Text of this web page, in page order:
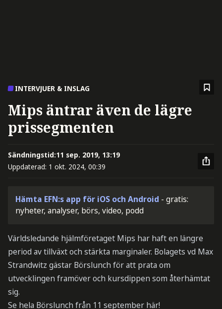
INTERVJUER & INSLAG
Mips äntrar även de lägre
prissegmenten
Sändningstid:11 sep. 2019, 13:19
Uppdaterad: 1 okt. 2024, 00:39
Hämta EFN:s app för iOS och Android - gratis:
nyheter, analyser, börs, video, podd
Världsledande hjälmföretaget Mips har haft en längre
period av tillväxt och stärkta marginaler. Bolagets vd Max
Strandwitz gästar Börslunch för att prata om
utvecklingen framöver och kursdippen som återhämtat
sig.
Se hela Börslunch från 11 september här!